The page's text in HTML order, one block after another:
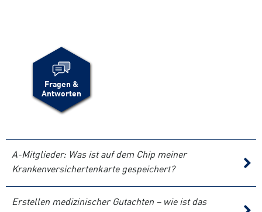
Fragen &
Antworten
A-Mitglieder: Was ist auf dem Chip meiner
Krankenversichertenkarte gespeichert?
Erstellen medizinischer Gutachten – wie ist das